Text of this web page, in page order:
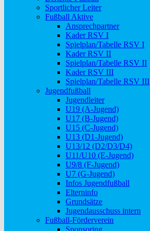
Sportlicher Leiter
Fußball Aktive
Ansprechpartner
Kader RSV I
Spielplan/Tabelle RSV I
Kader RSV II
Spielplan/Tabelle RSV II
Kader RSV III
Spielplan/Tabelle RSV III
Jugendfußball
Jugendleiter
U19 (A-Jugend)
U17 (B-Jugend)
U15 (C-Jugend)
U13 (D1-Jugend)
U13/12 (D2/D3/D4)
U11/U10 (E-Jugend)
U9/8 (F-Jugend)
U7 (G-Jugend)
Infos Jugendfußball
Elterninfo
Grundsätze
Jugendausschuss intern
Fußball-Förderverein
Sponsoring